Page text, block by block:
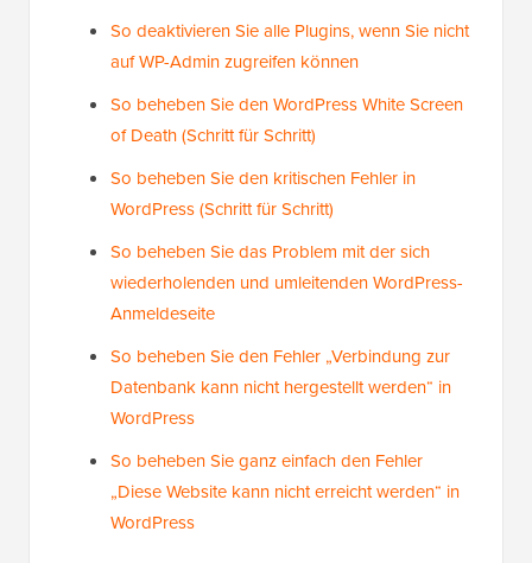
So deaktivieren Sie alle Plugins, wenn Sie nicht
So beheben Sie den WordPress White Screen
So beheben Sie den kritischen Fehler in
So beheben Sie das Problem mit der sich
wiederholenden und umleitenden WordPress-
So beheben Sie den Fehler „Verbindung zur
Datenbank kann nicht hergestellt werden“ in
So beheben Sie ganz einfach den Fehler
„Diese Website kann nicht erreicht werden“ in